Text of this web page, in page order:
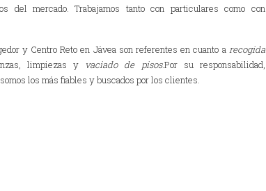
del mercado. Trabajamos tanto con particulares como con
y Centro Reto en Jávea son referentes en cuanto a recogida
limpiezas y vaciado de pisos.Por su responsabilidad,
los más fiables y buscados por los clientes.